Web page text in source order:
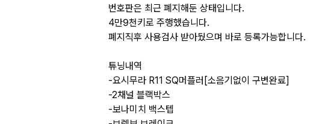
번호판은 최근 폐지해둔 상태입니다.
4만9천키로 주행했습니다.
폐지직후 사용검사 받아뒀으며 바로 등록가능합니다.
튜닝내역
-요시무라 R11 SQ머플러[소음기없이 구변완료]
-2채널 블랙박스
-보나미치 백스텝